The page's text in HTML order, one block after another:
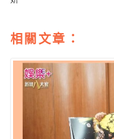
相關文章：